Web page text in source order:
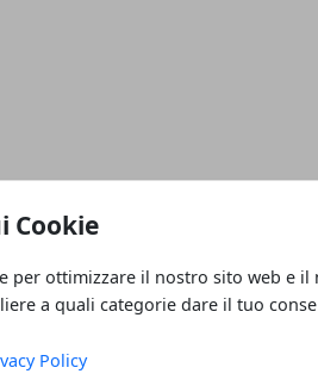
Cookie
per ottimizzare il nostro sito web e il
a quali categorie dare il tuo
Policy